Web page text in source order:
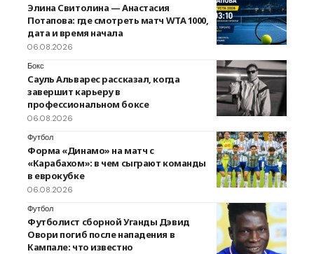
Элина Свитолина — Анастасия
Потапова: где смотреть матч WTA 1000,
дата и время начала
06.08.2026
Бокс
Сауль Альварес рассказал, когда
завершит карьеру в
профессиональном боксе
06.08.2026
Футбол
Форма «Динамо» на матч с
«Карабахом»: в чем сыграют команды
в еврокубке
06.08.2026
Футбол
Футболист сборной Уганды Дэвид
Овори погиб после нападения в
Кампале: что известно